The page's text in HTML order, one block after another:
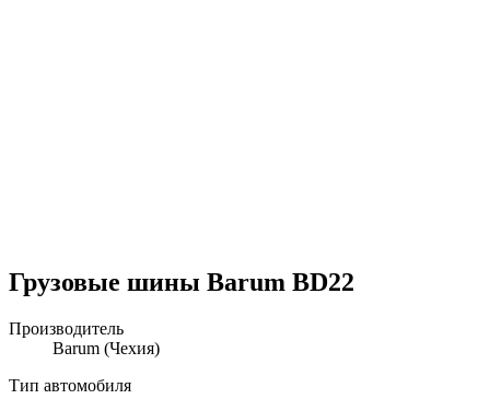
Грузовые шины Barum BD22
Производитель
Barum (Чехия)
Тип автомобиля